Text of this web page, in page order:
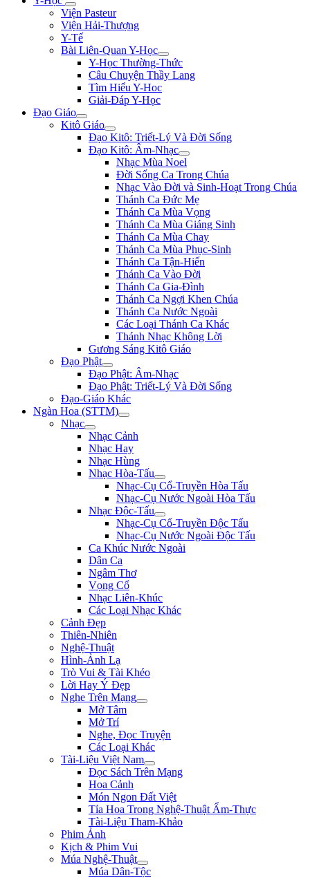
Viện Pasteur
Viện Hải-Thượng
Y-Tế
Bài Liên-Quan Y-Học
Y-Học Thường-Thức
Câu Chuyện Thầy Lang
Tìm Hiểu Y-Hoc
Giải-Đáp Y-Học
Đạo Giáo
Kitô Giáo
Đạo Kitô: Triết-Lý Và Đời Sống
Đạo Kitô: Âm-Nhạc
Nhạc Mùa Noel
Đời Sống Ca Trong Chúa
Nhạc Vào Đời và Sinh-Hoạt Trong Chúa
Thánh Ca Đức Mẹ
Thánh Ca Mùa Vọng
Thánh Ca Mùa Giáng Sinh
Thánh Ca Mùa Chay
Thánh Ca Mùa Phục-Sinh
Thánh Ca Tận-Hiến
Thánh Ca Vào Đời
Thánh Ca Gia-Đình
Thánh Ca Ngợi Khen Chúa
Thánh Ca Nước Ngoài
Các Loại Thánh Ca Khác
Thánh Nhạc Không Lời
Gương Sáng Kitô Giáo
Đạo Phật
Đạo Phật: Âm-Nhạc
Đạo Phật: Triết-Lý Và Đời Sống
Đạo-Giáo Khác
Ngàn Hoa (STTM)
Nhạc
Nhạc Cảnh
Nhạc Hay
Nhạc Hùng
Nhạc Hòa-Tấu
Nhạc-Cụ Cổ-Truyền Hòa Tấu
Nhạc-Cụ Nước Ngoài Hòa Tấu
Nhạc Độc-Tấu
Nhạc-Cụ Cổ-Truyền Độc Tấu
Nhạc-Cụ Nước Ngoài Độc Tấu
Ca Khúc Nước Ngoài
Dân Ca
Ngâm Thơ
Vọng Cổ
Nhạc Liên-Khúc
Các Loại Nhạc Khác
Cảnh Đẹp
Thiên-Nhiên
Nghệ-Thuật
Hình-Ảnh Lạ
Trò Vui & Tài Khéo
Lời Hay Ý Đẹp
Nghe Trên Mạng
Mở Tâm
Mở Trí
Nghe, Đọc Truyện
Các Loại Khác
Tài-Liệu Việt Nam
Đọc Sách Trên Mạng
Hoa Cảnh
Món Ngon Đất Việt
Tỉa Hoa Trong Nghệ-Thuật Ẩm-Thực
Tài-Liệu Tham-Khảo
Phim Ảnh
Kịch & Phim Vui
Múa Nghệ-Thuật
Múa Dân-Tộc